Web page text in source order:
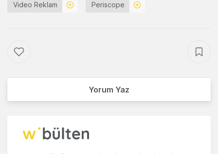
Video Reklam Periscope
Yorum Yaz